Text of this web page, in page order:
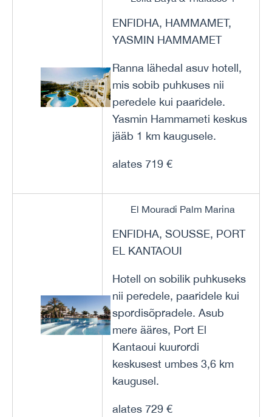
ENFIDHA, HAMMAMET,
YASMIN HAMMAMET
Ranna lähedal asuv hotell,
mis sobib puhkuses nii
peredele kui paaridele.
Yasmin Hammameti keskus
jääb 1 km kaugusele.
alates 719 €
El Mouradi Palm Marina
ENFIDHA, SOUSSE, PORT
EL KANTAOUI
Hotell on sobilik puhkuseks
nii peredele, paaridele kui
spordisõpradele. Asub
mere ääres, Port El
Kantaoui kuurordi
keskusest umbes 3,6 km
kaugusel.
alates 729 €